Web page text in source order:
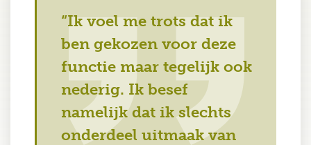
“Ik voel me trots dat ik
ben gekozen voor deze
functie maar tegelijk ook
nederig. Ik besef
namelijk dat ik slechts
onderdeel uitmaak van